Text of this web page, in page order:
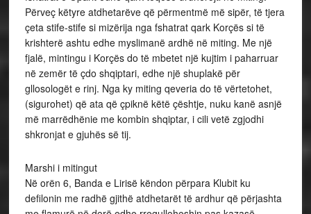
Përveç këtyre atdhetarëve që përmentmë më sipër, të tjera
çeta stife-stife si mizërija nga fshatrat qark Korçës si të
krishterë ashtu edhe myslimanë ardhë në miting. Me një
fjalë, mintingu i Korçës do të mbetet një kujtim i paharruar
në zemër të çdo shqiptari, edhe një shuplakë për
gllosologët e rinj. Nga ky miting qeveria do të vërtetohet,
(sigurohet) që ata që çpiknë këtë çështje, nuku kanë asnjë
më marrëdhënie me kombin shqiptar, i cili vetë zgjodhi
shkronjat e gjuhës së tij.
Marshi i mitingut
Në orën 6, Banda e Lirisë këndon përpara Klubit ku
defilonin me radhë gjithë atdhetarët të ardhur që përjashta